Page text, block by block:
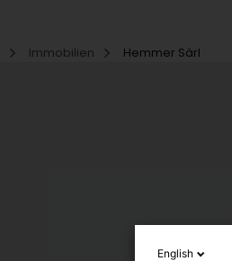
Immobilien Hemmer Sàrl
English